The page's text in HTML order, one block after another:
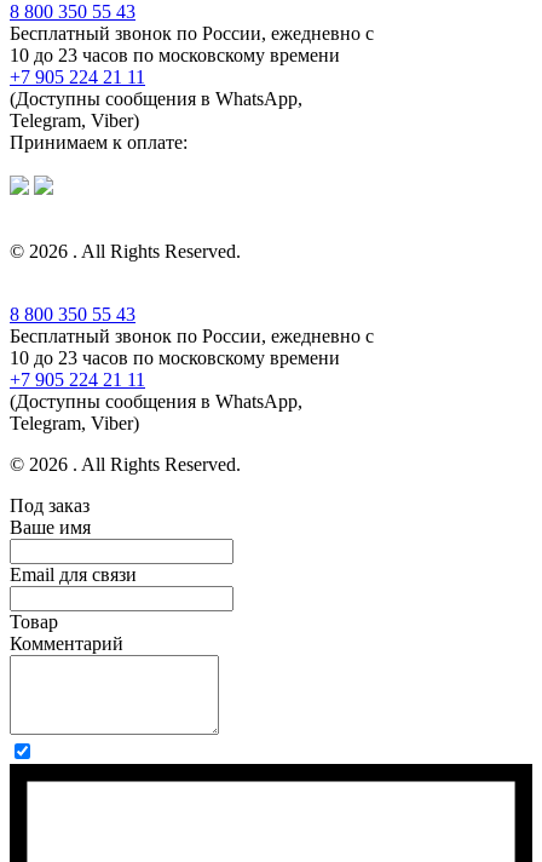
8 800 350 55 43
Бесплатный звонок по России, ежедневно с
10 до 23 часов по московскому времени
+7 905 224 21 11
(Доступны сообщения в WhatsApp,
Telegram, Viber)
Принимаем к оплате:
© 2026 . All Rights Reserved.
8 800 350 55 43
Бесплатный звонок по России, ежедневно с
10 до 23 часов по московскому времени
+7 905 224 21 11
(Доступны сообщения в WhatsApp,
Telegram, Viber)
© 2026 . All Rights Reserved.
Под заказ
Ваше имя
Email для связи
Товар
Комментарий